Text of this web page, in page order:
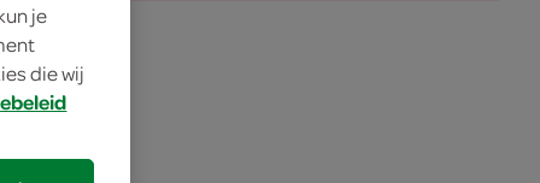
je
die wij